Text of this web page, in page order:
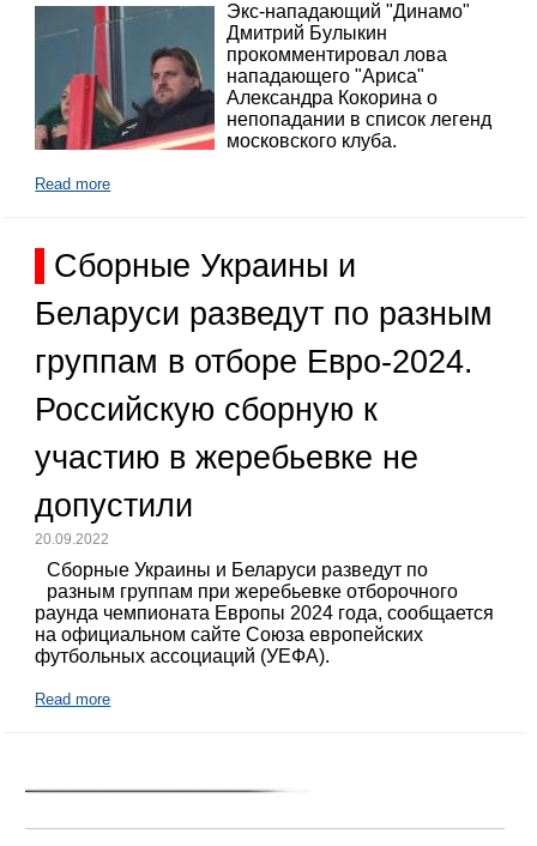
Экс-нападающий "Динамо"
Дмитрий Булыкин
прокомментировал лова
нападающего "Ариса"
Александра Кокорина о
непопадании в список легенд
московского клуба.
Read more
Сборные Украины и
Беларуси разведут по разным
группам в отборе Евро-2024.
Российскую сборную к
участию в жеребьевке не
допустили
20.09.2022
Сборные Украины и Беларуси разведут по
разным группам при жеребьевке отборочного
раунда чемпионата Европы 2024 года, сообщается
на официальном сайте Союза европейских
футбольных ассоциаций (УЕФА).
Read more